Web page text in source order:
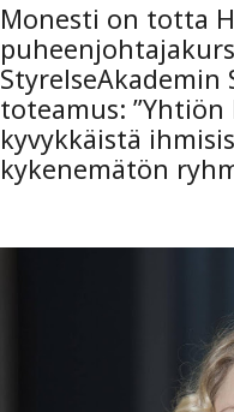
Monesti on totta
StyrelseAkademin
toteamus:
kyvykkäistä
kykenemätön